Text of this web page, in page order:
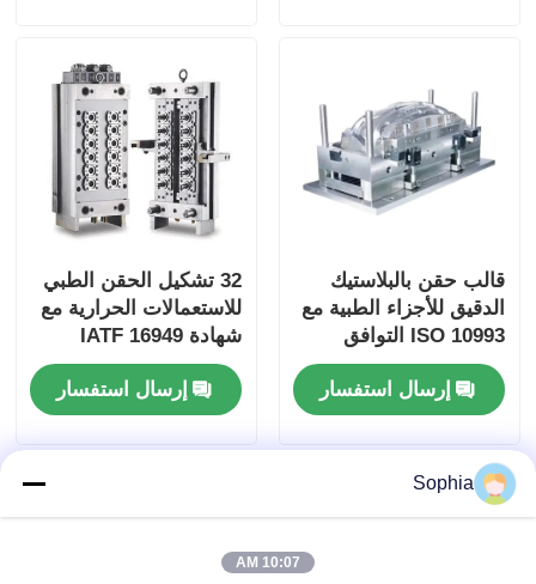
قالب حقن بالبلاستيك
الدقيق للأجزاء الطبية مع
ISO 10993 التوافق
البيولوجي وخيارات
التجويف المتعدد أو
الفردي
إرسال استفسار
32 تشكيل الحقن الطبي
للاستعمالات الحرارية مع
شهادة IATF 16949
للقالب الدقيق للحقن
البلاستيكيإرسال استفسار
Sophia
10:07 AM